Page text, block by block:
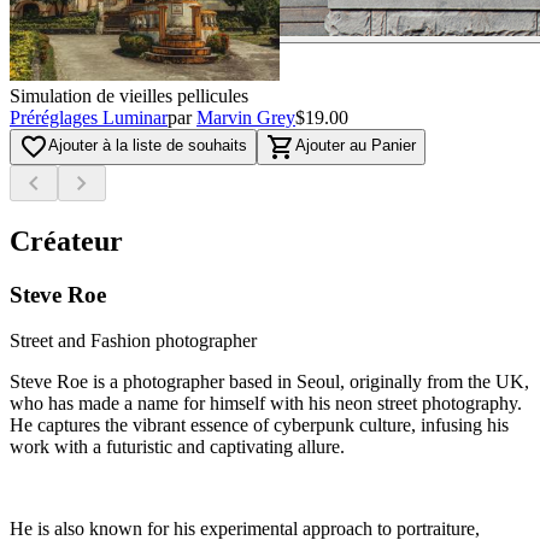
Simulation de vieilles pellicules
Préréglages Luminarpar Marvin Grey$19.00
favorite_borderAjouter à la liste de souhaits shopping_cart Ajouter au Panier
chevron_left chevron_right
Créateur
Steve Roe
Street and Fashion photographer
Steve Roe is a photographer based in Seoul, originally from the UK,
who has made a name for himself with his neon street photography.
He captures the vibrant essence of cyberpunk culture, infusing his
work with a futuristic and captivating allure.
He is also known for his experimental approach to portraiture,